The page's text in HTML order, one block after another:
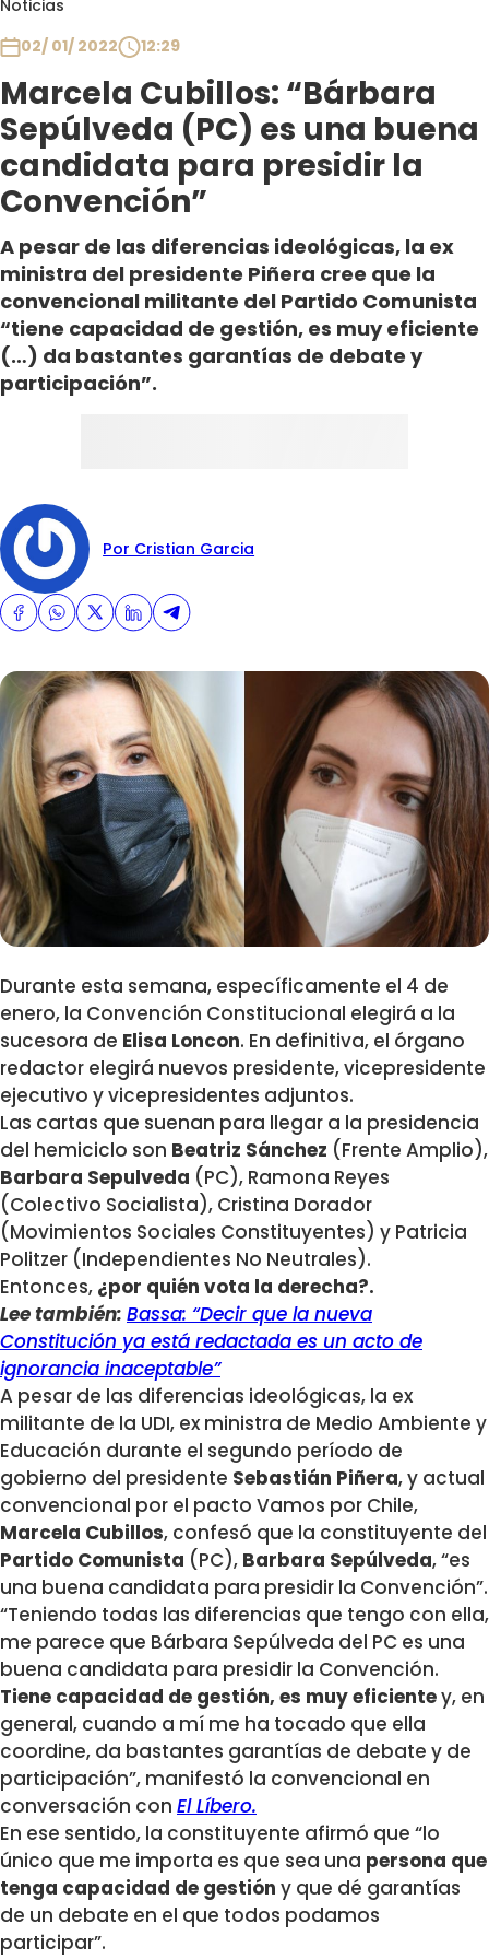
Noticias
02/ 01/ 2022
12:29
Marcela Cubillos: “Bárbara
Sepúlveda (PC) es una buena
candidata para presidir la
Convención”
A pesar de las diferencias ideológicas, la ex
ministra del presidente Piñera cree que la
convencional militante del Partido Comunista
“tiene capacidad de gestión, es muy eficiente
(…) da bastantes garantías de debate y
participación”.
Por Cristian Garcia
Durante esta semana, específicamente el 4 de
enero, la Convención Constitucional elegirá a la
sucesora de Elisa Loncon. En definitiva, el órgano
redactor elegirá nuevos presidente, vicepresidente
ejecutivo y vicepresidentes adjuntos.
Las cartas que suenan para llegar a la presidencia
del hemiciclo son Beatriz Sánchez (Frente Amplio),
Barbara Sepulveda (PC), Ramona Reyes
(Colectivo Socialista), Cristina Dorador
(Movimientos Sociales Constituyentes) y Patricia
Politzer (Independientes No Neutrales).
Entonces, ¿por quién vota la derecha?.
Lee también: Bassa: “Decir que la nueva
Constitución ya está redactada es un acto de
ignorancia inaceptable”
A pesar de las diferencias ideológicas, la ex
militante de la UDI, ex ministra de Medio Ambiente y
Educación durante el segundo período de
gobierno del presidente Sebastián Piñera, y actual
convencional por el pacto Vamos por Chile,
Marcela Cubillos, confesó que la constituyente del
Partido Comunista (PC), Barbara Sepúlveda, “es
una buena candidata para presidir la Convención”.
“Teniendo todas las diferencias que tengo con ella,
me parece que Bárbara Sepúlveda del PC es una
buena candidata para presidir la Convención.
Tiene capacidad de gestión, es muy eficientey, en
general, cuando a mí me ha tocado que ella
coordine, da bastantes garantías de debate y de
participación”, manifestó la convencional en
conversación con El Líbero.
En ese sentido, la constituyente afirmó que “lo
único que me importa es que sea una persona que
tenga capacidad de gestión y que dé garantías
de un debate en el que todos podamos
participar”.
Club De La Comedia
Contigo en Directo
Plan Perfecto
El Tiempo
Sabingo
Todos Los Programas